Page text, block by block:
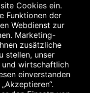
38
Cookies ein.
Funktionen der
Webdienst zur
Marketing-
zusätzliche
stellen, unser
und wirtschaftlich
einverstanden